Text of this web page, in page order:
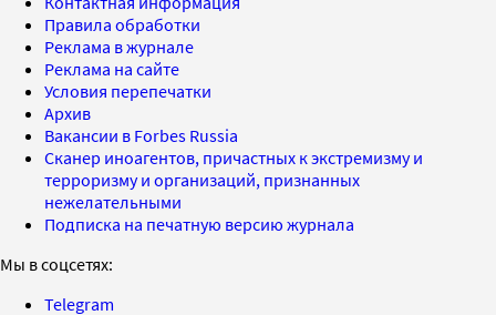
Правила обработки
Реклама в журнале
Реклама на сайте
Условия перепечатки
Архив
Вакансии в Forbes Russia
Сканер иноагентов, причастных к экстремизму и
терроризму и организаций, признанных
нежелательными
Подписка на печатную версию журнала
Мы в соцсетях:
Telegram